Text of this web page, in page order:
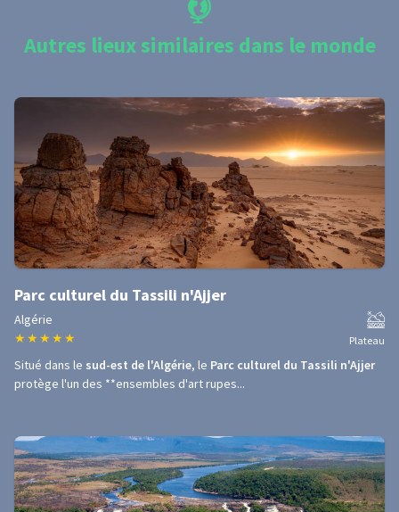
Autres lieux similaires dans le monde
Parc culturel du Tassili n'Ajjer
Algérie
★ ★ ★ ★ ★ Plateau
Situé dans le sud-est de l'Algérie, le Parc culturel du Tassili n'Ajjer
protège l'un des **ensembles d'art rupes...